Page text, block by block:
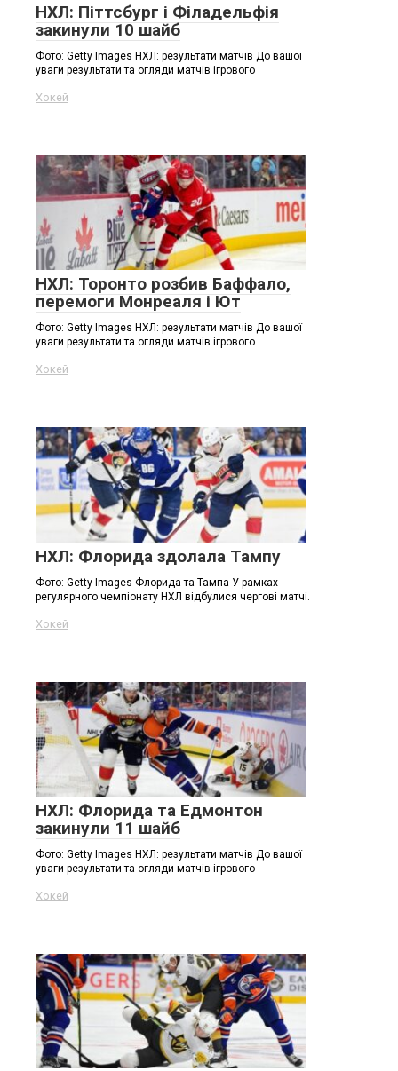
НХЛ: Піттсбург і Філадельфія
закинули 10 шайб
Фото: Getty Images НХЛ: результати матчів До вашої
уваги результати та огляди матчів ігрового
Хокей
НХЛ: Торонто розбив Баффало,
перемоги Монреаля і Ют
Фото: Getty Images НХЛ: результати матчів До вашої
уваги результати та огляди матчів ігрового
Хокей
НХЛ: Флорида здолала Тампу
Фото: Getty Images Флорида та Тампа У рамках
регулярного чемпіонату НХЛ відбулися чергові матчі.
Хокей
НХЛ: Флорида та Едмонтон
закинули 11 шайб
Фото: Getty Images НХЛ: результати матчів До вашої
уваги результати та огляди матчів ігрового
Хокей